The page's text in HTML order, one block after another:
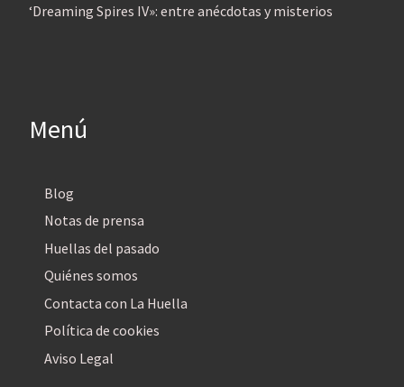
‘Dreaming Spires IV»: entre anécdotas y misterios
Menú
Blog
Notas de prensa
Huellas del pasado
Quiénes somos
Contacta con La Huella
Política de cookies
Aviso Legal